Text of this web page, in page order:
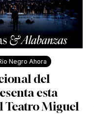
Negro Ahora
del
esta
Teatro Miguel